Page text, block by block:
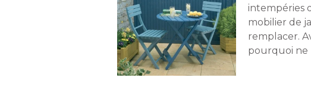
intempéries
mobilier de
remplacer.
pourquoi ne